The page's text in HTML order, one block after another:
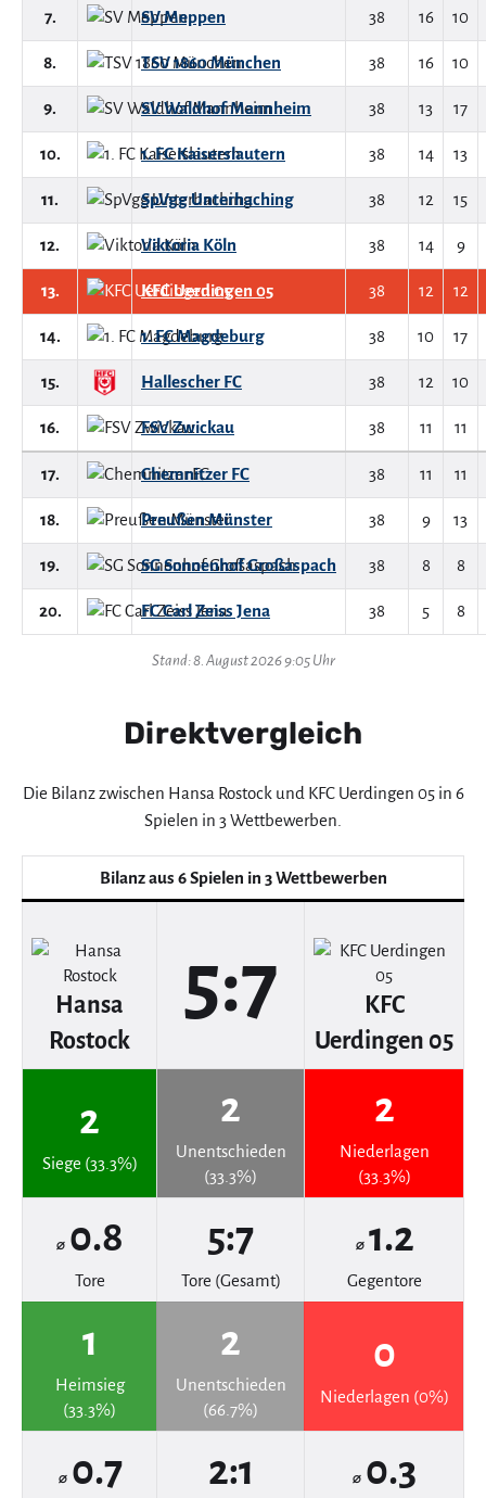
7. SV Meppen 38 16 10
8. TSV 1860 München 38 16 10
9. SV Waldhof Mannheim 38 13 17
10. 1. FC Kaiserslautern 38 14 13
11. SpVgg Unterhaching 38 12 15
12. Viktoria Köln 38 14 9
13. KFC Uerdingen 05 38 12 12
14. 1. FC Magdeburg 38 10 17
15. Hallescher FC 38 12 10
16. FSV Zwickau 38 11 11
17. Chemnitzer FC 38 11 11
18. Preußen Münster 38 9 13
19. SG Sonnenhof Großaspach 38 8 8
20. FC Carl Zeiss Jena 38 5 8
Stand: 8. August 2026 9:05 Uhr
Direktvergleich
Die Bilanz zwischen Hansa Rostock und KFC Uerdingen 05 in 6
Spielen in 3 Wettbewerben.
Bilanz aus 6 Spielen in 3 Wettbewerben
Hansa
Rostock
5:7
KFC
Uerdingen 05
2
Siege (33.3%)
2
Unentschieden
(33.3%)
2
Niederlagen
(33.3%)
⌀ 0.8
Tore
5:7
Tore (Gesamt)
⌀ 1.2
Gegentore
1
Heimsieg
(33.3%)
2
Unentschieden
(66.7%)
0
Niederlagen (0%)
⌀ 0.7 2:1 ⌀ 0.3